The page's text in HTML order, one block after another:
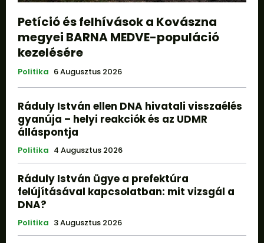
Petíció és felhívások a Kovászna
megyei BARNA MEDVE-populáció
kezelésére
Politika 6 Augusztus 2026
Ráduly István ellen DNA hivatali visszaélés
gyanúja – helyi reakciók és az UDMR
álláspontja
Politika 4 Augusztus 2026
Ráduly István ügye a prefektúra
felújításával kapcsolatban: mit vizsgál a
DNA?
Politika 3 Augusztus 2026